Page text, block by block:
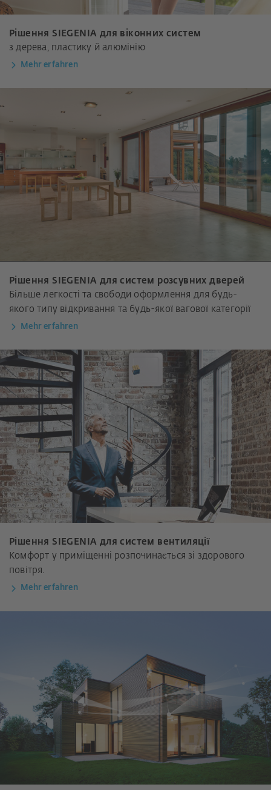
Рішення SIEGENIA для віконних систем
з дерева, пластику й алюмінію
Mehr erfahren
Рішення SIEGENIA для систем розсувних дверей
Більше легкості та свободи оформлення для будь-
якого типу відкривання та будь-якої вагової категорії
Mehr erfahren
Рішення SIEGENIA для систем вентиляції
Комфорт у приміщенні розпочинається зі здорового
повітря.
Mehr erfahren